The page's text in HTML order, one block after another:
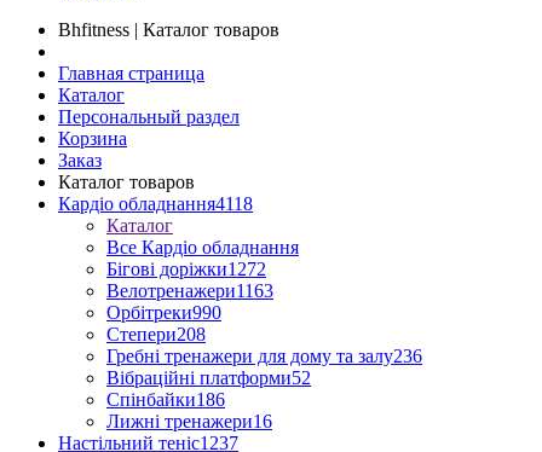
Bhfitness | Каталог товаров
Главная страница
Каталог
Персональный раздел
Корзина
Заказ
Каталог товаров
Кардіо обладнання4118
Каталог
Все Кардіо обладнання
Бігові доріжки1272
Велотренажери1163
Орбітреки990
Степери208
Гребні тренажери для дому та залу236
Вібраційні платформи52
Спінбайки186
Лижні тренажери16
Настільний теніс1237